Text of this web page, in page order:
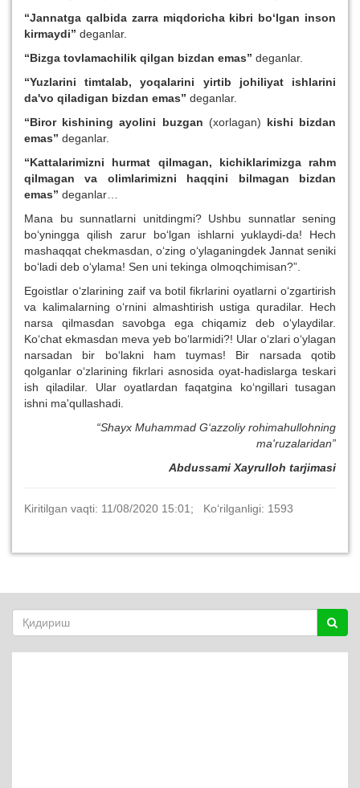
“Jannatga qalbida zarra miqdoricha kibri bo‘lgan inson
kirmaydi” deganlar.
“Bizga tovlamachilik qilgan bizdan emas” deganlar.
“Yuzlarini timtalab, yoqalarini yirtib johiliyat ishlarini
da'vo qiladigan bizdan emas” deganlar.
“Biror kishining ayolini buzgan (xorlagan) kishi bizdan
emas” deganlar.
“Kattalarimizni hurmat qilmagan, kichiklarimizga rahm
qilmagan va olimlarimizni haqqini bilmagan bizdan
emas” deganlar…
Mana bu sunnatlarni unitdingmi? Ushbu sunnatlar sening
bo‘yningga qilish zarur bo‘lgan ishlarni yuklaydi-da! Hech
mashaqqat chekmasdan, o‘zing o‘ylaganingdek Jannat seniki
bo‘ladi deb o‘ylama! Sen uni tekinga olmoqchimisan?”.
Egoistlar o‘zlarining zaif va botil fikrlarini oyatlarni o‘zgartirish
va kalimalarning o‘rnini almashtirish ustiga quradilar. Hech
narsa qilmasdan savobga ega chiqamiz deb o‘ylaydilar.
Ko‘chat ekmasdan meva yeb bo‘larmidi?! Ular o‘zlari o‘ylagan
narsadan bir bo‘lakni ham tuymas! Bir narsada qotib
qolganlar o‘zlarining fikrlari asnosida oyat-hadislarga teskari
ish qiladilar. Ular oyatlardan faqatgina ko‘ngillari tusagan
ishni ma'qullashadi.
“Shayx Muhammad G‘azzoliy rohimahullohning
ma'ruzalaridan”
Abdussami Xayrulloh tarjimasi
Kiritilgan vaqti: 11/08/2020 15:01; Ko‘rilganligi: 1593